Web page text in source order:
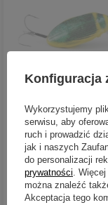
CHWILOWO
Wobler Imago Lures
żółtobrzeżek 3,7cm
pływający - DG
38,90 zł
Kup za: 1283.70
Konfiguracja
Wykorzystujemy
serwisu, aby
ruch i prowadzić
jak i naszych
do personalizacji
prywatności .
można znaleźć
Akceptacja tego